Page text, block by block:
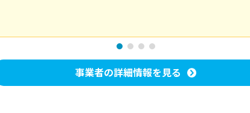
事業者の詳細情報を見る